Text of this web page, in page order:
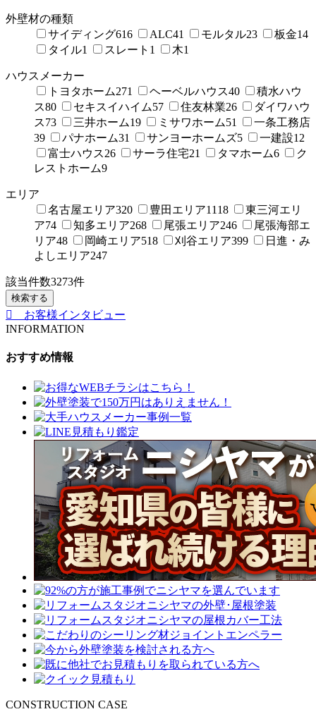
外壁材の種類
サイディング616 ALC41 モルタル23 板金14
タイル1 スレート 1 木1
ハウスメーカー
トヨタホーム271 ヘーベルハウス40
積水ハウ
ス80 セキスイハイム57 住友林業26
ダイワハウ
ス73 三井ホーム19 ミサワホーム51
一条工務店
39
パナホーム31 サンヨーホームズ5 一建設12
富士ハウス26 サーラ住宅21 タマホーム6
ク
レストホーム9
エリア
名古屋エリア320 豊田エリア1118
東三河エリ
ア74 知多エリア268 尾張エリア246
尾張海部エ
リア48 岡崎エリア518 刈谷エリア399
日進・み
よしエリア247
該当件数3273件
検索する
お客様インタビュー
INFORMATION
おすすめ情報
CONSTRUCTION CASE